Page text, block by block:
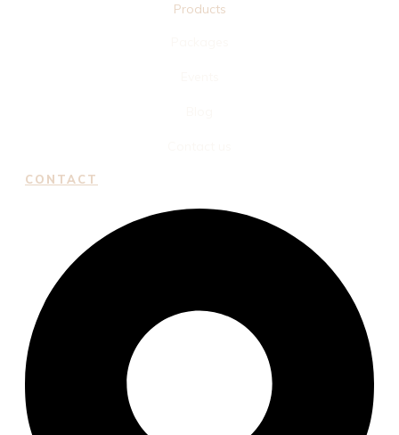
Products
CONTACT